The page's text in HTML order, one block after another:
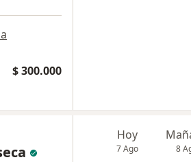
$ 300.000
Hoy
7 Ago 8